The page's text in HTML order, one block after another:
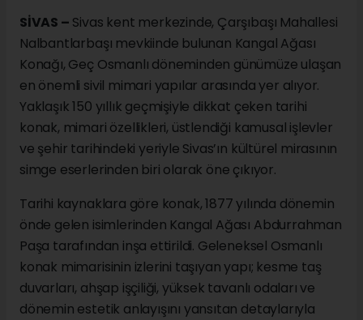
SİVAS – Sivas kent merkezinde, Çarşıbaşı Mahallesi
Nalbantlarbaşı mevkiinde bulunan Kangal Ağası
Konağı, Geç Osmanlı döneminden günümüze ulaşan
en önemli sivil mimari yapılar arasında yer alıyor.
Yaklaşık 150 yıllık geçmişiyle dikkat çeken tarihi
konak, mimari özellikleri, üstlendiği kamusal işlevler
ve şehir tarihindeki yeriyle Sivas’ın kültürel mirasının
simge eserlerinden biri olarak öne çıkıyor.
Tarihi kaynaklara göre konak, 1877 yılında dönemin
önde gelen isimlerinden Kangal Ağası Abdurrahman
Paşa tarafından inşa ettirildi. Geleneksel Osmanlı
konak mimarisinin izlerini taşıyan yapı; kesme taş
duvarları, ahşap işçiliği, yüksek tavanlı odaları ve
dönemin estetik anlayışını yansıtan detaylarıyla